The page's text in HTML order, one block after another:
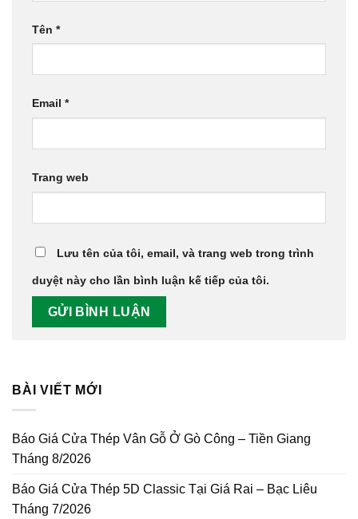
Tên *
Email *
Trang web
Lưu tên của tôi, email, và trang web trong trình
duyệt này cho lần bình luận kế tiếp của tôi.
BÀI VIẾT MỚI
Báo Giá Cửa Thép Vân Gỗ Ở Gò Công – Tiền Giang
Tháng 8/2026
Báo Giá Cửa Thép 5D Classic Tại Giá Rai – Bạc Liêu
Tháng 7/2026